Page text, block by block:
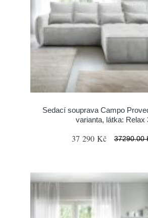
Sedací souprava Campo
varianta, látka: Relax
37 290 Kč 37290.00